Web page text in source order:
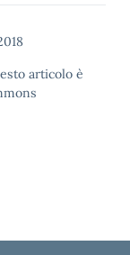
articolo è